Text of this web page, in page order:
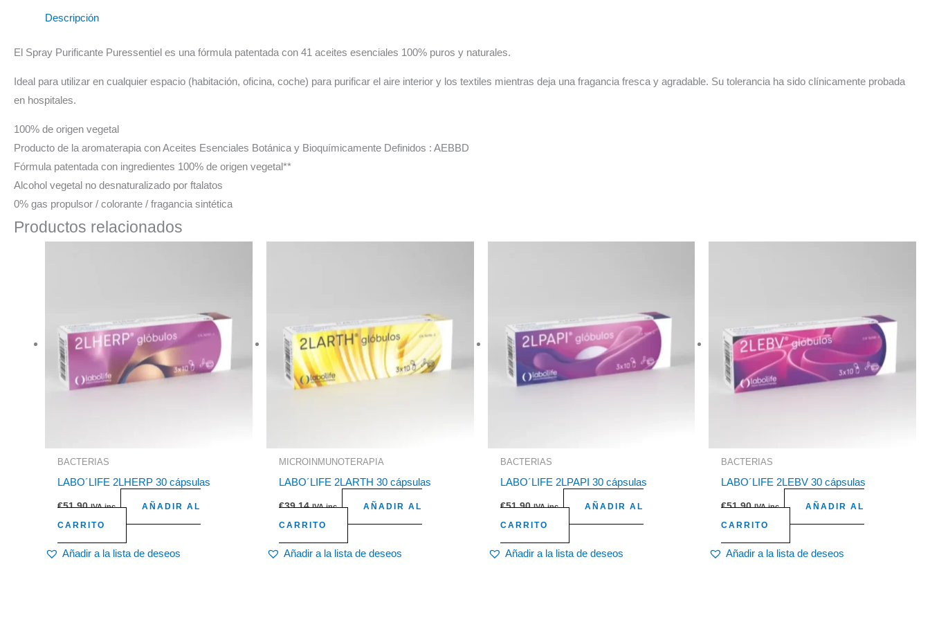
Descripción
El Spray Purificante Puressentiel es una fórmula patentada con 41 aceites esenciales 100% puros y naturales.
Ideal para utilizar en cualquier espacio (habitación, oficina, coche) para purificar el aire interior y los textiles mientras deja una fragancia fresca y agradable. Su tolerancia ha sido clínicamente probada
en hospitales.
100% de origen vegetal
Producto de la aromaterapia con Aceites Esenciales Botánica y Bioquímicamente Definidos : AEBBD
Fórmula patentada con ingredientes 100% de origen vegetal**
Alcohol vegetal no desnaturalizado por ftalatos
0% gas propulsor / colorante / fragancia sintética
Productos relacionados
BACTERIAS
LABO´LIFE 2LHERP 30 cápsulas
€51,90 IVA inc.
AÑADIR AL
CARRITO
Añadir a la lista de deseos
MICROINMUNOTERAPIA
LABO´LIFE 2LARTH 30 cápsulas
€39,14 IVA inc.
AÑADIR AL
CARRITO
Añadir a la lista de deseos
BACTERIAS
LABO´LIFE 2LPAPI 30 cápsulas
€51,90 IVA inc.
AÑADIR AL
CARRITO
Añadir a la lista de deseos
BACTERIAS
LABO´LIFE 2LEBV 30 cápsulas
€51,90 IVA inc.
AÑADIR AL
CARRITO
Añadir a la lista de deseos